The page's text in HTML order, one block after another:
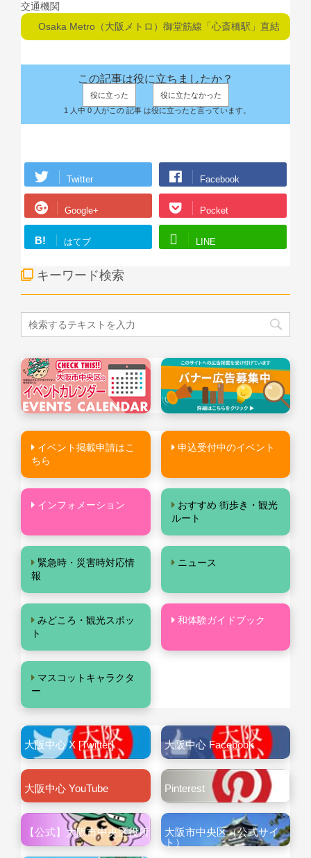
交通機関
Osaka Metro（大阪メトロ）御堂筋線「心斎橋駅」直結
この記事は役に立ちましたか？
役に立った
役に立たなかった
1 人中 0 人がこの 記事 は役に立ったと言っています。
Twitter Facebook
Google+ Pocket
B! はてブ LINE
キーワード検索
イベント掲載申請はこ
ちら
申込受付中のイベント
インフォメーション
おすすめ 街歩き・観光
ルート
緊急時・災害時対応情
報
ニュース
みどころ・観光スポッ
ト
和体験ガイドブック
マスコットキャラクタ
ー
大阪中心 X [Twitter] 大阪中心 Facebook
大阪中心 YouTube Pinterest
【公式】大阪市中央区役所
大阪市中央区（公式サイ
ト）